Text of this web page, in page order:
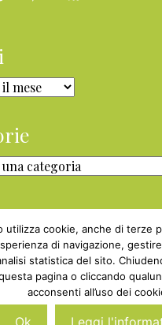
© 2010 - 2026
05829800969 ·
Nexnova.net
utilizza cookie, anche di terze
di navigazione,
statistica del sito.
pagina o cliccando
acconsenti all’uso dei
Ok Leggi